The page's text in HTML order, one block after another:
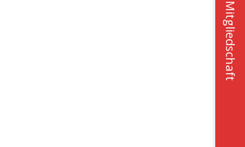
Mitgliedschaft